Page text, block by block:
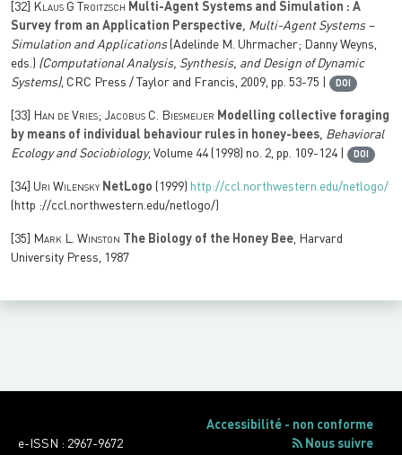
[32] Klaus G Troitzsch Multi-Agent Systems and Simulation : A
Survey from an Application Perspective, Multi-Agent Systems –
Simulation and Applications(Adelinde M. Uhrmacher; Danny Weyns,
eds.) (Computational Analysis, Synthesis, and Design of Dynamic
Systems), CRC Press / Taylor and Francis, 2009, pp. 53-75 | DOI
[33] Han de Vries; Jacobus C. Biesmeijer Modelling collective foraging
by means of individual behaviour rules in honey-bees, Behavioral
Ecology and Sociobiology, Volume 44(1998) no. 2, pp. 109-124 | DOI
[34] Uri Wilensky NetLogo (1999) http://ccl.northwestern.edu/netlogo/
(http ://ccl.northwestern.edu/netlogo/)
[35] Mark L. Winston The Biology of the Honey Bee, Harvard
University Press, 1987
e-ISSN : 2967-9672
Accessibilité - non conforme
Nous suivre